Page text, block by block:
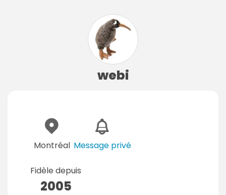
webi
Montréal Message privé
Fidèle depuis
2005